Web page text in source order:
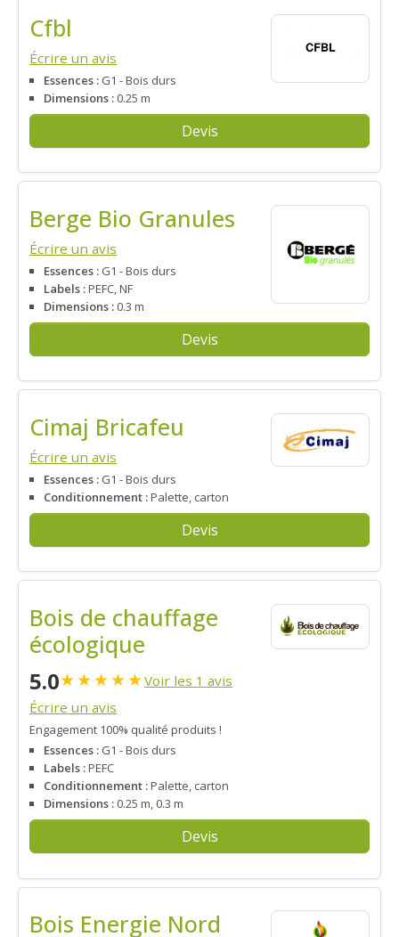
Cfbl
Écrire un avis
Essences : G1 - Bois durs
Dimensions : 0.25 m
Devis
Berge Bio Granules
Écrire un avis
Essences : G1 - Bois durs
Labels :PEFC, NF
Dimensions : 0.3 m
Devis
Cimaj Bricafeu
Écrire un avis
Essences : G1 - Bois durs
Conditionnement :Palette, carton
Devis
Bois de chauffage
écologique
5.0★★★★★Voir les 1 avis
Écrire un avis
Engagement 100% qualité produits !
Essences : G1 - Bois durs
Labels :PEFC
Conditionnement :Palette, carton
Dimensions : 0.25 m, 0.3 m
Devis
Bois Energie Nord